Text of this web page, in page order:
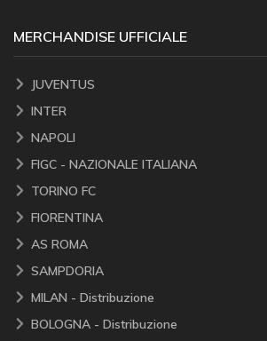
MERCHANDISE UFFICIALE
JUVENTUS
INTER
NAPOLI
FIGC - NAZIONALE ITALIANA
TORINO FC
FIORENTINA
AS ROMA
SAMPDORIA
MILAN - Distribuzione
BOLOGNA - Distribuzione